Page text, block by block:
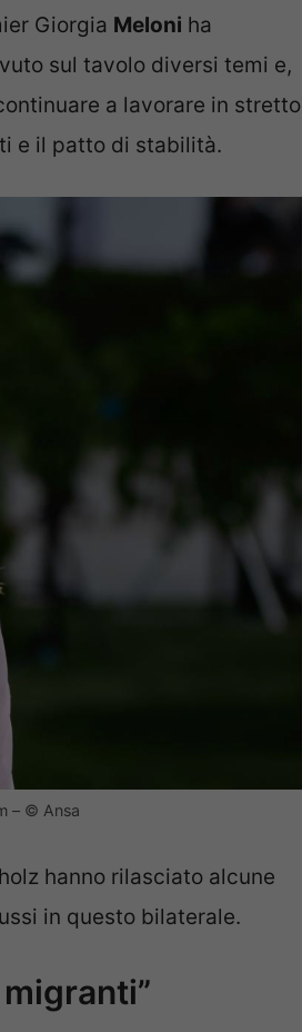
Giorgia Meloni ha
sul tavolo diversi temi e,
a lavorare in stretto
e il patto di stabilità.
– © Ansa
hanno rilasciato alcune
in questo bilaterale.